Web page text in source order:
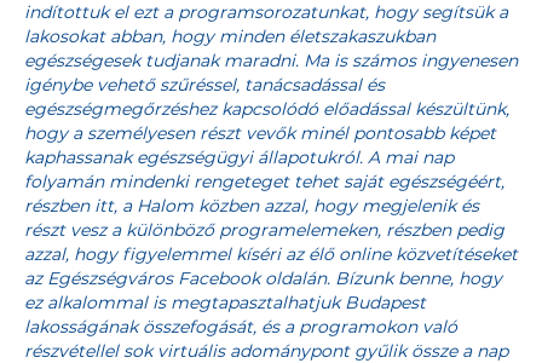
indítottuk el ezt a programsorozatunkat, hogy segítsük a
lakosokat abban, hogy minden életszakaszukban
egészségesek tudjanak maradni. Ma is számos ingyenesen
igénybe vehető szűréssel, tanácsadással és
egészségmegőrzéshez kapcsolódó előadással készültünk,
hogy a személyesen részt vevők minél pontosabb képet
kaphassanak egészségügyi állapotukról. A mai nap
folyamán mindenki rengeteget tehet saját egészségéért,
részben itt, a Halom közben azzal, hogy megjelenik és
részt vesz a különböző programelemeken, részben pedig
azzal, hogy figyelemmel kíséri az élő online közvetítéseket
az Egészségváros Facebook oldalán. Bízunk benne, hogy
ez alkalommal is megtapasztalhatjuk Budapest
lakosságának összefogását, és a programokon való
részvétellel sok virtuális adománypont gyűlik össze a nap